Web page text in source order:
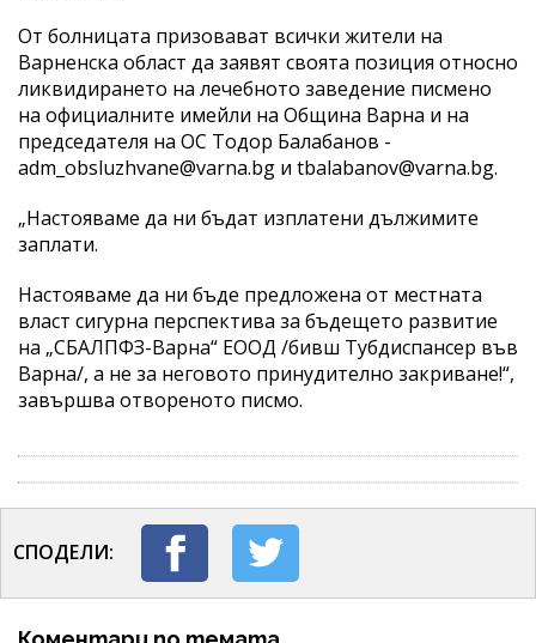
От болницата призовават всички жители на
Варненска област да заявят своята позиция относно
ликвидирането на лечебното заведение писмено
на официалните имейли на Община Варна и на
председателя на ОС Тодор Балабанов -
adm_obsluzhvane@varna.bg и tbalabanov@varna.bg.
„Настояваме да ни бъдат изплатени дължимите
заплати.
Настояваме да ни бъде предложена от местната
власт сигурна перспектива за бъдещето развитие
на „СБАЛПФЗ-Варна“ ЕООД /бивш Тубдиспансер във
Варна/, а не за неговото принудително закриване!“,
завършва отвореното писмо.
СПОДЕЛИ: